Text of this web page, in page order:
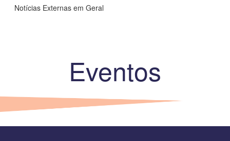
Notícias Externas em Geral
Eventos